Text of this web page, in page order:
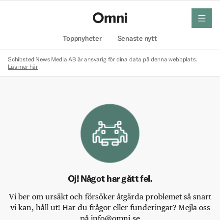
Toppnyheter Senaste nytt
meny
Schibsted News Media AB är ansvarig för dina data på denna webbplats.
Läs mer här
Oj! Något har gått fel.
Vi ber om ursäkt och försöker åtgärda problemet så snart
vi kan, håll ut! Har du frågor eller funderingar? Mejla oss